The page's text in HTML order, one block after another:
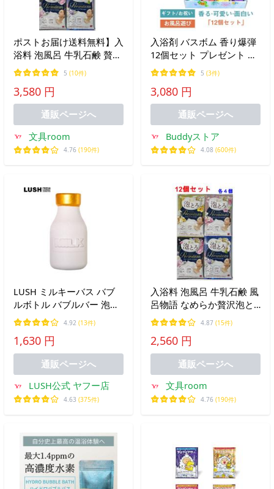
ポストお届け送料無料】入
浴料 泡風呂 牛乳石鹸 贅沢
泡とろ 20個 クラッシクブ
ルーム・ラグジュアリー・
スリーピングアロマ・ピオ
ニー＆ホワイトムスク
5 (10件)
3,580 円
通販ページへ
文具room
4.76 (190件)
入浴剤 バスボム 香り爆弾
12個セット プレゼント 詰
め合わせ クリスマス バス
ソルト ボール おもちゃ 温
泉 お風呂 女性 男性 子供
誕生日 友達 卒業ギフト 潤
5 (3件)
3,080 円
通販ページへ
Buddyストア
4.08 (600件)
LUSH ミルキーバス バブ
ルボトル バブルバー 泡風
呂 入浴剤 人気 柑橘 オー
ツミルク かわいい プレゼ
ント ラッシュ 公式
4.92 (13件)
1,630 円
通販ページへ
LUSH公式 ヤフー店
4.63 (375件)
入浴料 泡風呂 牛乳石鹸 風
呂物語 なめらか贅沢泡と
ろ 12個セット クラッシク
ブルーム・ラグジュアリ
ー・スリーピングアロマ・
ピオニー＆ホワイトムスク
4.87 (15件)
2,560 円
通販ページへ
文具room
4.76 (190件)